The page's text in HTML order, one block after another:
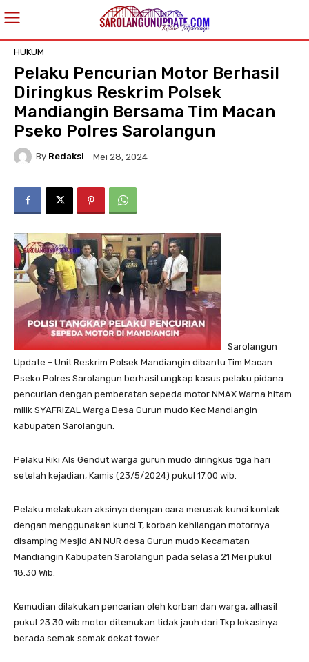
HUKUM
Pelaku Pencurian Motor Berhasil
Diringkus Reskrim Polsek
Mandiangin Bersama Tim Macan
Pseko Polres Sarolangun
By Redaksi Mei 28, 2024
Sarolangun
Update – Unit Reskrim Polsek Mandiangin dibantu Tim Macan
Pseko Polres Sarolangun berhasil ungkap kasus pelaku pidana
pencurian dengan pemberatan sepeda motor NMAX Warna hitam
milik SYAFRIZAL Warga Desa Gurun mudo Kec Mandiangin
kabupaten Sarolangun.
Pelaku Riki Als Gendut warga gurun mudo diringkus tiga hari
setelah kejadian, Kamis (23/5/2024) pukul 17.00 wib.
Pelaku melakukan aksinya dengan cara merusak kunci kontak
dengan menggunakan kunci T, korban kehilangan motornya
disamping Mesjid AN NUR desa Gurun mudo Kecamatan
Mandiangin Kabupaten Sarolangun pada selasa 21 Mei pukul
18.30 Wib.
Kemudian dilakukan pencarian oleh korban dan warga, alhasil
pukul 23.30 wib motor ditemukan tidak jauh dari Tkp lokasinya
berada semak semak dekat tower.